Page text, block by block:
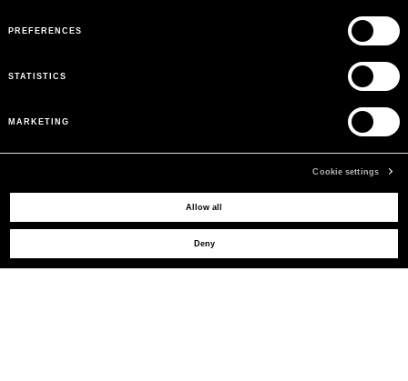
PREFERENCES
STATISTICS
MARKETING
Cookie settings
Allow all
Deny
KÖNNEN WIR IHNEN HELFEN?
KUNDENSERVICE